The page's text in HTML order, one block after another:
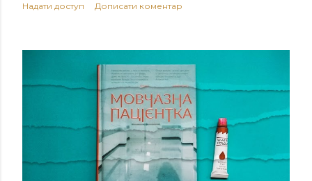
Надати доступ Дописати коментар